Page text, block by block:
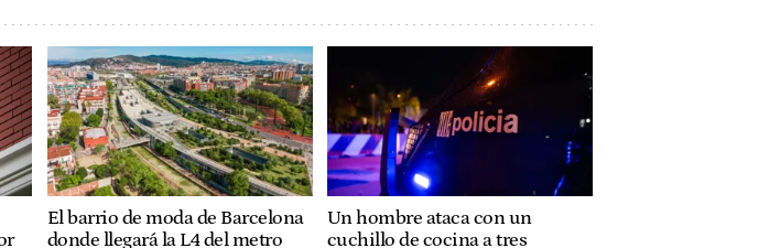
El barrio de moda de Barcelona
donde llegará la L4 del metro
Un hombre ataca con un
cuchillo de cocina a tres